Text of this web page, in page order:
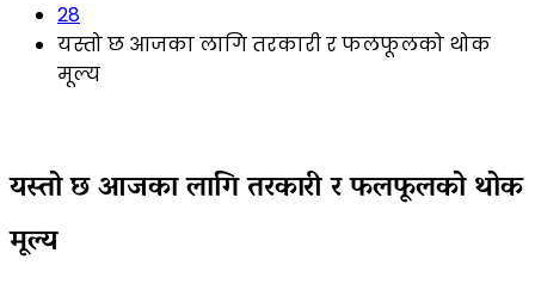
28
यस्तो छ आजका लागि तरकारी र फलफूलको थोक
मूल्य
यस्तो छ आजका लागि तरकारी र फलफूलको थोक
मूल्य